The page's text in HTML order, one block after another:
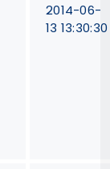
2014-06-
13 13:30:30